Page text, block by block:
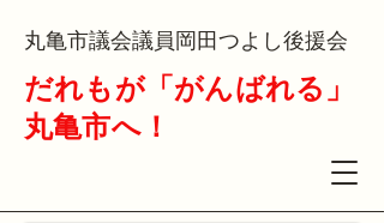
​だれもが「がんばれる」
丸亀市へ！
丸亀市議会議員岡田つよし後援会